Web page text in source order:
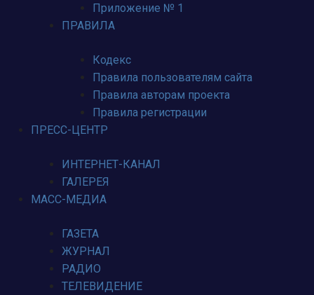
Приложение № 1
ПРАВИЛА
Кодекс
Правила пользователям сайта
Правила авторам проекта
Правила регистрации
ПРЕСС-ЦЕНТР
ИНТЕРНЕТ-КАНАЛ
ГАЛЕРЕЯ
МАСС-МЕДИА
ГАЗЕТА
ЖУРНАЛ
РАДИО
ТЕЛЕВИДЕНИЕ